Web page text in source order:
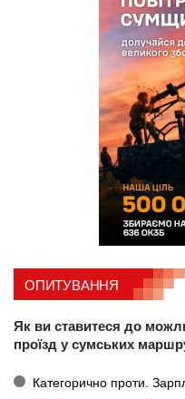
ОПИТУВАННЯ
Як ви ставитеся до
проїзд у сумських
Категорично проти.